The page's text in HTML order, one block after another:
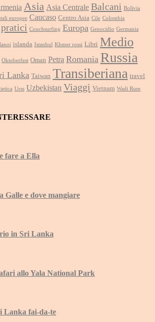
Asia Asia Centrale Balcani Bolivia
europee Caucaso Centro Asia Cile Colombia
Couchsurfing Europa Genocidio Germania
islanda Istanbul Khmer rossi Libri Medio
Oktoberfest Oman Petra Romania Russia
Lanka Taiwan Transiberiana travel
Urss Uzbekistan Viaggi Vietnam Wadi Rum
fare a Ella
Galle e dove mangiare
in Sri Lanka
allo Yala National Park
Lanka fai-da-te